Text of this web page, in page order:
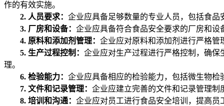
作的有效实施。
2. 人员要求： 企业应具备足够数量的专业人员，包括食
3. 厂房和设备： 企业应具备符合食品安全要求的厂房和
4. 原料和添加剂管理： 企业应对原料和添加剂进行严格
5. 生产过程控制： 企业应对生产过程进行严格控制，确
理。
6. 检验能力： 企业应具备相应的检验能力，包括微生物
7. 文件和记录管理： 企业应建立完善的文件和记录管理
8. 培训和沟通： 企业应对员工进行食品安全培训，提高